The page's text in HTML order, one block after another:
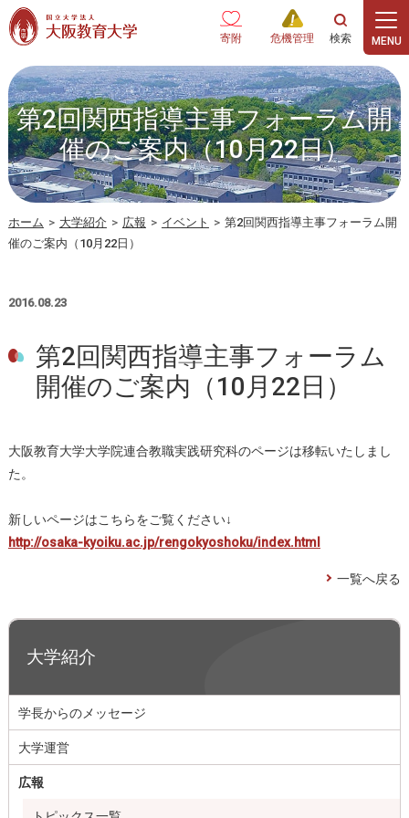
本文へ
寄附 危機管理
第2回関西指導主事フォーラム開
催のご案内（10月22日）
ホーム > 大学紹介 > 広報 > イベント > 第2回関西指導主事フォーラム開
催のご案内（10月22日）
2016.08.23
第2回関西指導主事フォーラム
開催のご案内（10月22日）
大阪教育大学大学院連合教職実践研究科のページは移転いたしまし
た。
新しいページはこちらをご覧ください↓
http://osaka-kyoiku.ac.jp/rengokyoshoku/index.html
一覧へ戻る
大学紹介
学長からのメッセージ
大学運営
広報